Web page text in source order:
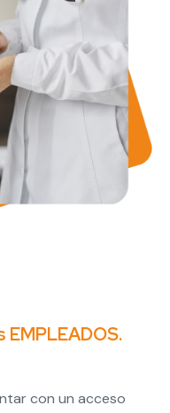
EMPLEADOS.
con un acceso